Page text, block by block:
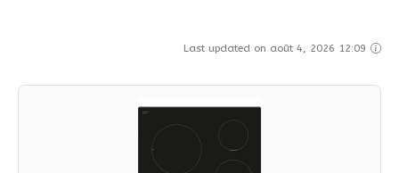
Last updated on août 4, 2026 12:09